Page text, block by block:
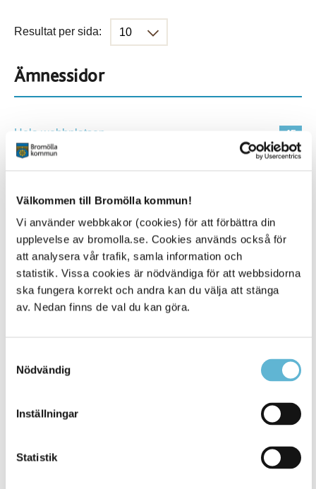
Välkommen till Bromölla kommun!
Vi använder webbkakor (cookies) för att förbättra din
upplevelse av bromolla.se. Cookies används också för
att analysera vår trafik, samla information och
statistik. Vissa cookies är nödvändiga för att webbsidorna
ska fungera korrekt och andra kan du välja att stänga
av. Nedan finns de val du kan göra.
Nödvändig
Inställningar
Statistik
Resultat per sida:
Ämnessidor
45
Hela webbplatsen
45
Alla platser
KONTAKT
Besöksadress